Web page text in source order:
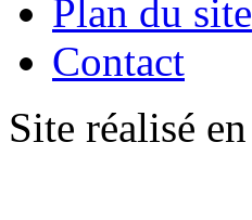
Plan du site
Contact
Site réalisé